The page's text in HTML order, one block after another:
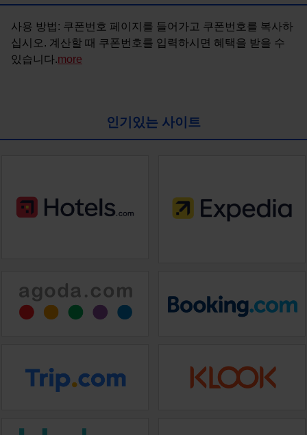
사용 방법: 쿠폰번호 페이지를 들어가고 쿠폰번호를 복사하
십시오. 계산할 때 쿠폰번호를 입력하시면 혜택을 받을 수
있습니다.more
인기있는 사이트